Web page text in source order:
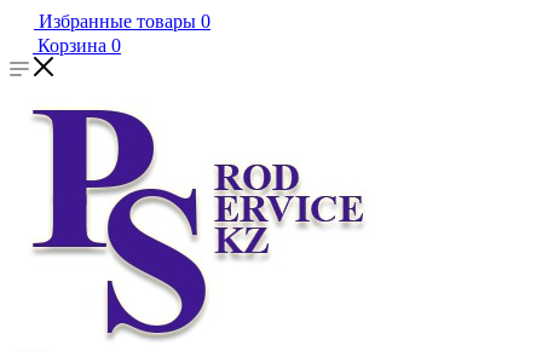
Избранные товары 0
Корзина 0